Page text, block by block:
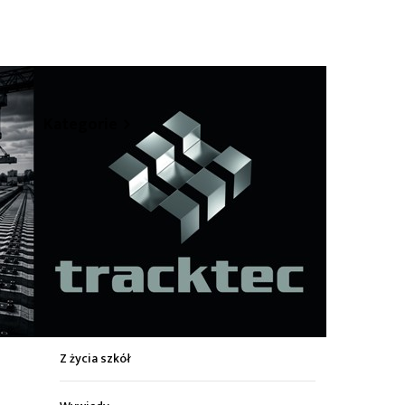
Z życia miasta
Kultura
Z życia szkół